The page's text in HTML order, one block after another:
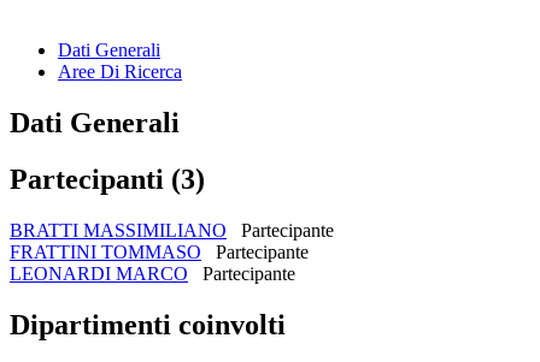
Dati Generali
Aree Di Ricerca
Dati Generali
Partecipanti (3)
BRATTI MASSIMILIANO
Partecipante
FRATTINI TOMMASO
Partecipante
LEONARDI MARCO
Partecipante
Dipartimenti coinvolti